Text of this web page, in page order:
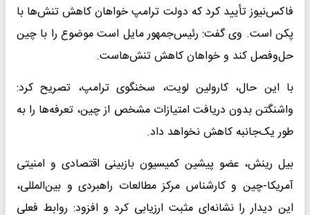
فاکس‌نیوز تأیید کرد که دولت ترامپ خواهان کاهش تنش‌ها با
پکن است. وی گفت: رئیس‌جمهور مایل است موضوع را با چین
حل‌وفصل کند و خواهان کاهش تنش‌هاست.
با این حال، کارولین لویت، سخنگوی ترامپ، تصریح کرد:
واشنگتن بدون دریافت امتیازات مشخص از چین، تعرفه‌ها را به
طور یک‌جانبه کاهش نخواهد داد.
بیل رینش، عضو پیشین کمیسیون بازبینی اقتصادی و امنیتی
آمریکا-چین و کارشناس مرکز مطالعات راهبردی و بین‌المللی،
این دیدار را نشانه‌ای مثبت ارزیابی کرد و افزود: روابط فعلی